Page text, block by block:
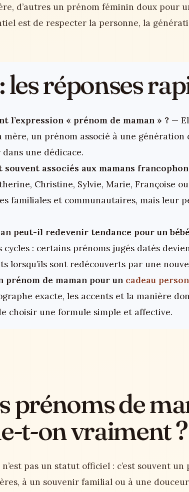
d’autres un prénom féminin doux pour
est de respecter la personne, la
les réponses
l’expression « prénom de maman » ? —
un prénom associé à une génération
une dédicace.
souvent associés aux mamans
Christine, Sylvie, Marie, Françoise
familiales et communautaires, mais leur
peut-il redevenir tendance pour un
cycles : certains prénoms jugés datés
lorsqu’ils sont redécouverts par une
prénom de maman pour un cadeau
exacte, les accents et la manière
choisir une formule simple et affective.
prénoms de
t-on vraiment ?
n’est pas un statut officiel : c’est souvent un
à un souvenir familial ou à une